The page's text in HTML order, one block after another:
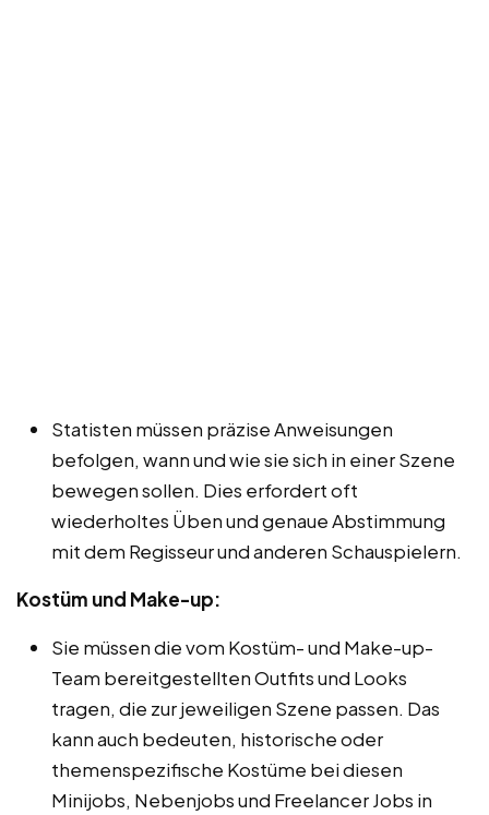
Statisten müssen präzise Anweisungen
befolgen, wann und wie sie sich in einer Szene
bewegen sollen. Dies erfordert oft
wiederholtes Üben und genaue Abstimmung
mit dem Regisseur und anderen Schauspielern.
Kostüm und Make-up:
Sie müssen die vom Kostüm- und Make-up-
Team bereitgestellten Outfits und Looks
tragen, die zur jeweiligen Szene passen. Das
kann auch bedeuten, historische oder
themenspezifische Kostüme bei diesen
Minijobs, Nebenjobs und Freelancer Jobs in